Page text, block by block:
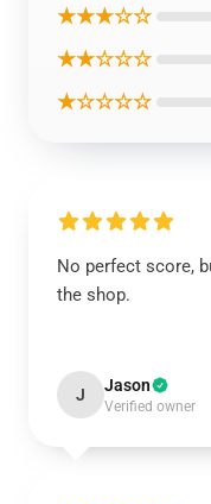
★★★☆☆
★★☆☆☆
★☆☆☆☆
No perfect score,
the shop.
J Jason
Verified owner